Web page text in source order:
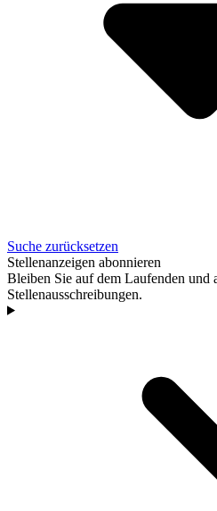
Suche zurücksetzen
Stellenanzeigen abonnieren
Bleiben Sie auf dem Laufenden und
Stellenausschreibungen.